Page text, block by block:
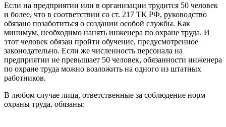
Если на предприятии или в организации трудится 50 человек
и более, что в соответствии со ст. 217 ТК РФ, руководство
обязано позаботиться о создании особой службы. Как
минимум, необходимо нанять инженера по охране труда. И
этот человек обязан пройти обучение, предусмотренное
законодательно. Если же численность персонала на
предприятии не превышает 50 человек, обязанности инженера
по охране труда можно возложить на одного из штатных
работников.
В любом случае лица, ответственные за соблюдение норм
охраны труда, обязаны: